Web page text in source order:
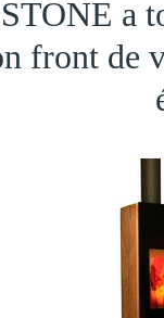
a
front de